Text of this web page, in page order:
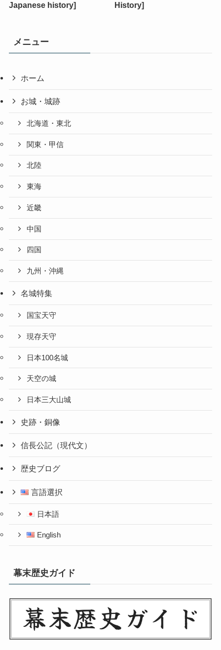
Japanese history] History]
メニュー
ホーム
お城・城跡
北海道・東北
関東・甲信
北陸
東海
近畿
中国
四国
九州・沖縄
名城特集
国宝天守
現存天守
日本100名城
天空の城
日本三大山城
史跡・銅像
信長公記（現代文）
歴史ブログ
言語選択
日本語
English
幕末歴史ガイド